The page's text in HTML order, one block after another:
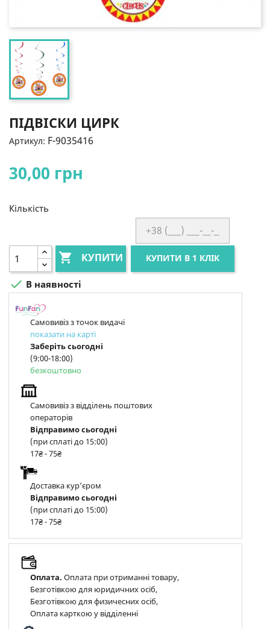
ПІДВІСКИ ЦИРК
Артикул: F-9035416
30,00 грн
Кількість
 КУПИТИ КУПИТИ В 1 КЛІК
 В наявності
Самовивіз з точок видачі
показати на карті
Заберіть сьогодні
(9:00-18:00)
безкоштовно
Самовивіз з відділень поштових
операторів
Відправимо сьогодні
(при сплаті до 15:00)
17₴ - 75₴
Доставка курʼєром
Відправимо сьогодні
(при сплаті до 15:00)
17₴ - 75₴
Оплата. Оплата при отриманні товару,
Безготівкою для юридичних осіб,
Безготівкою для физичесних осіб,
Оплата карткою у відділенні